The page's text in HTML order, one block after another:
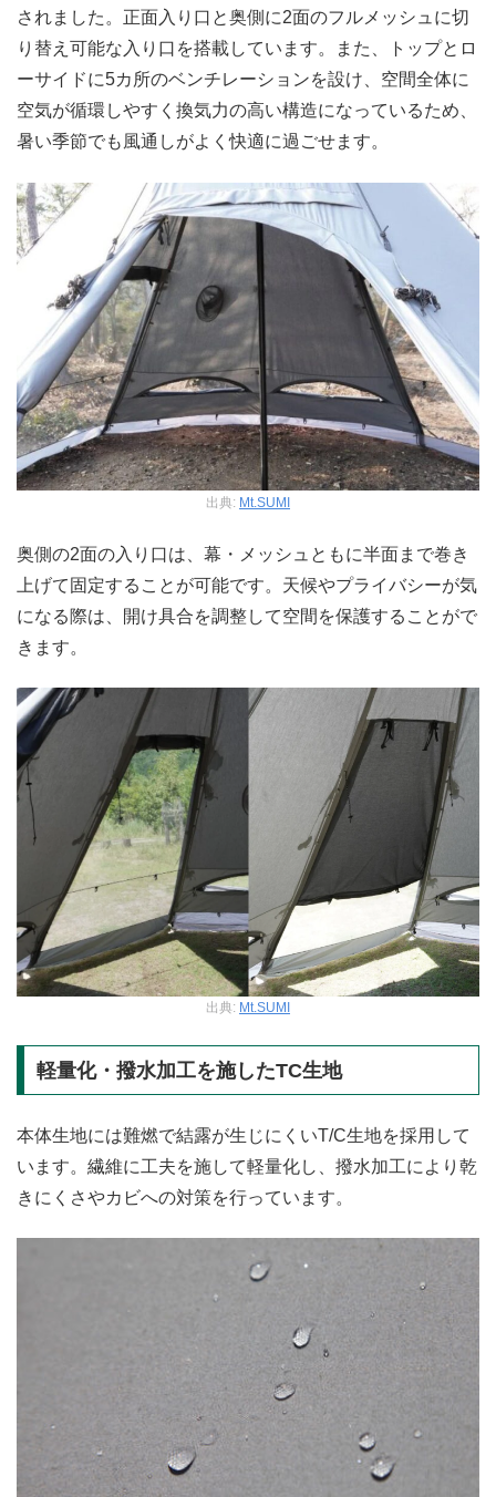
されました。正面入り口と奥側に2面のフルメッシュに切
り替え可能な入り口を搭載しています。また、トップとロ
ーサイドに5カ所のベンチレーションを設け、空間全体に
空気が循環しやすく換気力の高い構造になっているため、
暑い季節でも風通しがよく快適に過ごせます。
出典: Mt.SUMI
奥側の2面の入り口は、幕・メッシュともに半面まで巻き
上げて固定することが可能です。天候やプライバシーが気
になる際は、開け具合を調整して空間を保護することがで
きます。
出典: Mt.SUMI
軽量化・撥水加工を施したTC生地
本体生地には難燃で結露が生じにくいT/C生地を採用して
います。繊維に工夫を施して軽量化し、撥水加工により乾
きにくさやカビへの対策を行っています。